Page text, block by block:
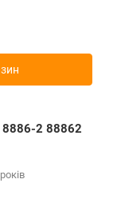
8886-2 88862